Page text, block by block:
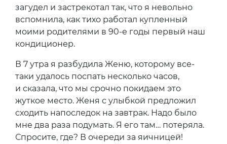
загудел и застрекотал так, что я невольно
вспомнила, как тихо работал купленный
моими родителями в 90-е годы первый наш
кондиционер.
В 7 утра я разбудила Женю, которому все-
таки удалось поспать несколько часов,
и сказала, что мы срочно покидаем это
жуткое место. Женя с улыбкой предложил
сходить напоследок на завтрак. Надо было
мне два раза подумать. Я его там… потеряла.
Спросите, где? В очереди за яичницей!